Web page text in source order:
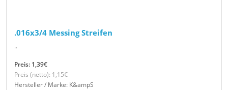
.016x3/4 Messing Streifen
..
Preis: 1,39€
Preis (netto): 1,15€
Hersteller / Marke: K&ampS